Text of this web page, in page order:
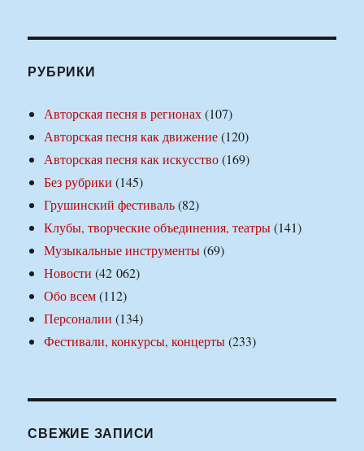
РУБРИКИ
Авторская песня в регионах(107)
Авторская песня как движение(120)
Авторская песня как искусство(169)
Без рубрики (145)
Грушинский фестиваль(82)
Клубы, творческие объединения, театры(141)
Музыкальные инструменты(69)
Новости (42 062)
Обо всем(112)
Персоналии (134)
Фестивали, конкурсы, концерты(233)
СВЕЖИЕ ЗАПИСИ